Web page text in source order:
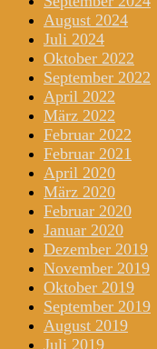
August 2024
Juli 2024
Oktober 2022
September 2022
April 2022
März 2022
Februar 2022
Februar 2021
April 2020
März 2020
Februar 2020
Januar 2020
Dezember 2019
November 2019
Oktober 2019
September 2019
August 2019
Juli 2019